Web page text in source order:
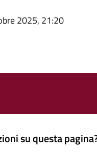
2025, 21:20
su questa